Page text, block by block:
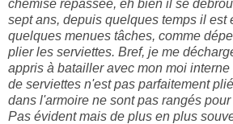
chemise repassée, eh bien il se
sept ans, depuis quelques temps il est
quelques menues tâches, comme
plier les serviettes. Bref, je me
appris à batailler avec mon moi
de serviettes n'est pas parfaitement
dans l'armoire ne sont pas rangés
Pas évident mais de plus en plus